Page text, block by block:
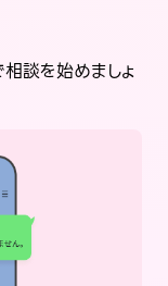
相談を始めましょ